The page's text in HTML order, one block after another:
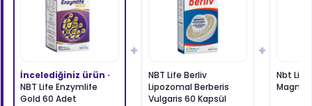
İncelediğiniz ürün ·
NBT Life Enzymlife
Gold 60 Adet
+
NBT Life Berliv
Lipozomal Berberis
Vulgaris 60 Kapsül
+
Nbt Life